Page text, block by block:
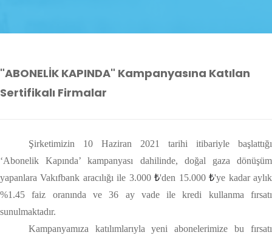
"ABONELİK KAPINDA" Kampanyasına Katılan
Sertifikalı Firmalar
Şirketimizin 10 Haziran 2021 tarihi itibariyle başlattığı
‘Abonelik Kapında’ kampanyası dahilinde, doğal gaza dönüşüm
yapanlara Vakıfbank aracılığı ile 3.000₺'den 15.000₺'ye kadar aylık
%1.45 faiz oranında ve 36 ay vade ile kredi kullanma fırsatı
sunulmaktadır.
Kampanyamıza katılımlarıyla yeni abonelerimize bu fırsatı